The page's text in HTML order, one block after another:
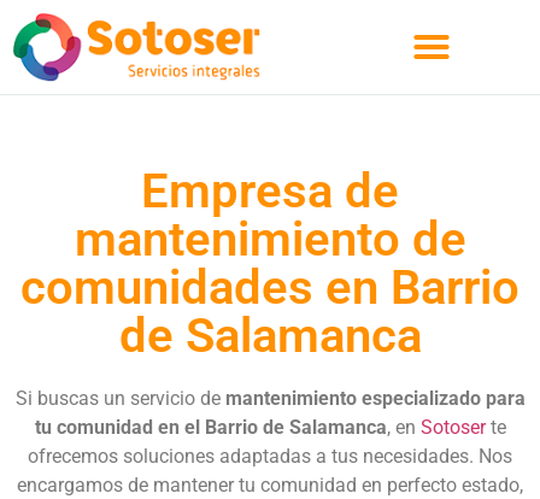
Empresa de
mantenimiento de
comunidades en Barrio
de Salamanca
Si buscas un servicio de mantenimiento especializado para
tu comunidad en el Barrio de Salamanca, en Sotoserte
ofrecemos soluciones adaptadas a tus necesidades. Nos
encargamos de mantener tu comunidad en perfecto estado,